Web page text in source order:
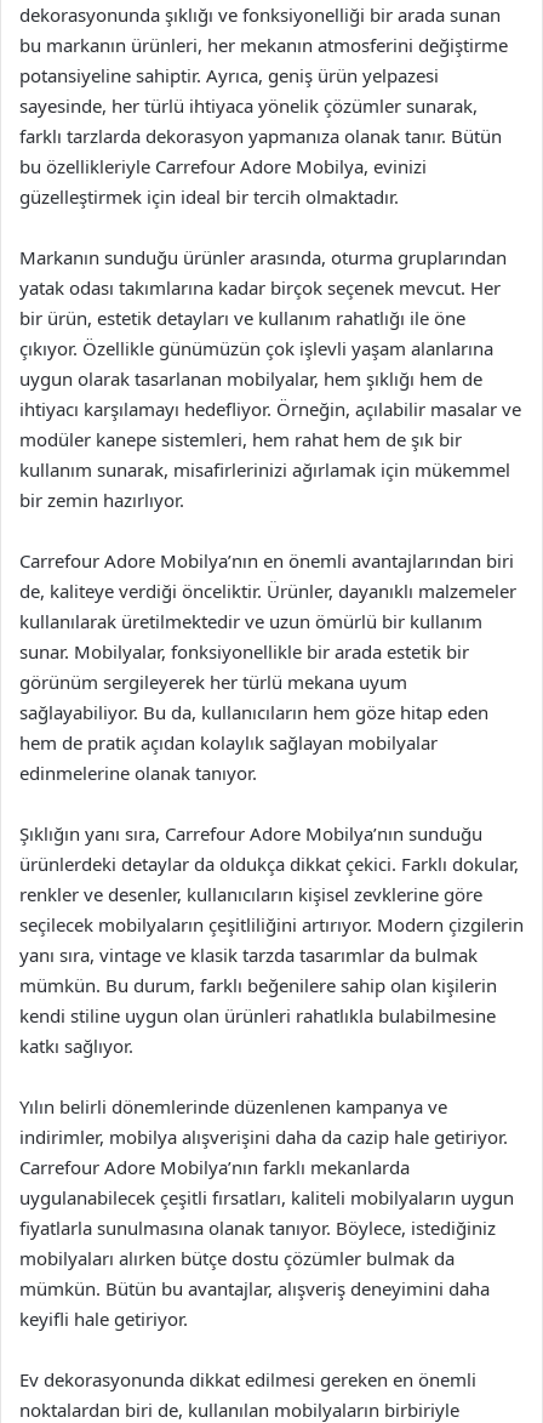
dekorasyonunda şıklığı ve fonksiyonelliği bir arada sunan
bu markanın ürünleri, her mekanın atmosferini değiştirme
potansiyeline sahiptir. Ayrıca, geniş ürün yelpazesi
sayesinde, her türlü ihtiyaca yönelik çözümler sunarak,
farklı tarzlarda dekorasyon yapmanıza olanak tanır. Bütün
bu özellikleriyle Carrefour Adore Mobilya, evinizi
güzelleştirmek için ideal bir tercih olmaktadır.
Markanın sunduğu ürünler arasında, oturma gruplarından
yatak odası takımlarına kadar birçok seçenek mevcut. Her
bir ürün, estetik detayları ve kullanım rahatlığı ile öne
çıkıyor. Özellikle günümüzün çok işlevli yaşam alanlarına
uygun olarak tasarlanan mobilyalar, hem şıklığı hem de
ihtiyacı karşılamayı hedefliyor. Örneğin, açılabilir masalar ve
modüler kanepe sistemleri, hem rahat hem de şık bir
kullanım sunarak, misafirlerinizi ağırlamak için mükemmel
bir zemin hazırlıyor.
Carrefour Adore Mobilya’nın en önemli avantajlarından biri
de, kaliteye verdiği önceliktir. Ürünler, dayanıklı malzemeler
kullanılarak üretilmektedir ve uzun ömürlü bir kullanım
sunar. Mobilyalar, fonksiyonellikle bir arada estetik bir
görünüm sergileyerek her türlü mekana uyum
sağlayabiliyor. Bu da, kullanıcıların hem göze hitap eden
hem de pratik açıdan kolaylık sağlayan mobilyalar
edinmelerine olanak tanıyor.
Şıklığın yanı sıra, Carrefour Adore Mobilya’nın sunduğu
ürünlerdeki detaylar da oldukça dikkat çekici. Farklı dokular,
renkler ve desenler, kullanıcıların kişisel zevklerine göre
seçilecek mobilyaların çeşitliliğini artırıyor. Modern çizgilerin
yanı sıra, vintage ve klasik tarzda tasarımlar da bulmak
mümkün. Bu durum, farklı beğenilere sahip olan kişilerin
kendi stiline uygun olan ürünleri rahatlıkla bulabilmesine
katkı sağlıyor.
Yılın belirli dönemlerinde düzenlenen kampanya ve
indirimler, mobilya alışverişini daha da cazip hale getiriyor.
Carrefour Adore Mobilya’nın farklı mekanlarda
uygulanabilecek çeşitli fırsatları, kaliteli mobilyaların uygun
fiyatlarla sunulmasına olanak tanıyor. Böylece, istediğiniz
mobilyaları alırken bütçe dostu çözümler bulmak da
mümkün. Bütün bu avantajlar, alışveriş deneyimini daha
keyifli hale getiriyor.
Ev dekorasyonunda dikkat edilmesi gereken en önemli
noktalardan biri de, kullanılan mobilyaların birbiriyle